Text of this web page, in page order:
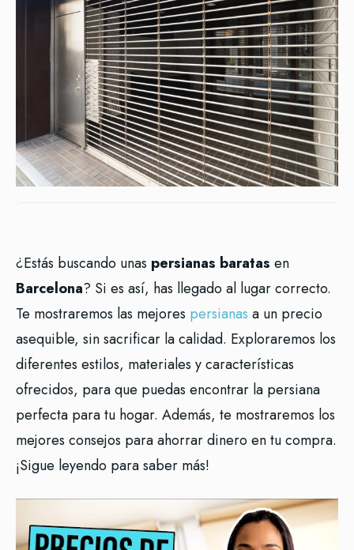
¿Estás buscando unas persianas baratas en
Barcelona? Si es así, has llegado al lugar correcto.
Te mostraremos las mejores persianas a un precio
asequible, sin sacrificar la calidad. Exploraremos los
diferentes estilos, materiales y características
ofrecidos, para que puedas encontrar la persiana
perfecta para tu hogar. Además, te mostraremos los
mejores consejos para ahorrar dinero en tu compra.
¡Sigue leyendo para saber más!